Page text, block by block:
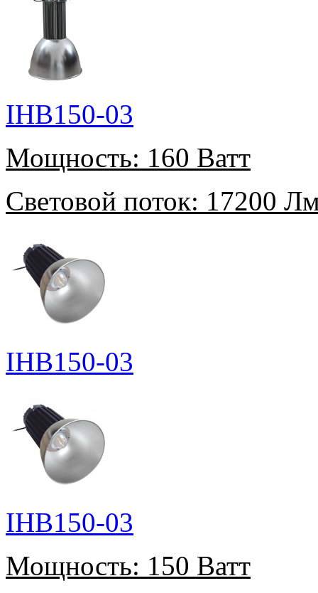
IHB150-03
Мощность: 160 Ватт
Световой поток: 17200
IHB150-03
IHB150-03
Мощность: 150 Ватт